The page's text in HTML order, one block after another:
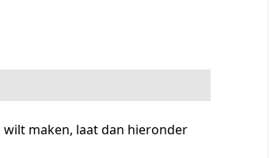
maken, laat dan hieronder